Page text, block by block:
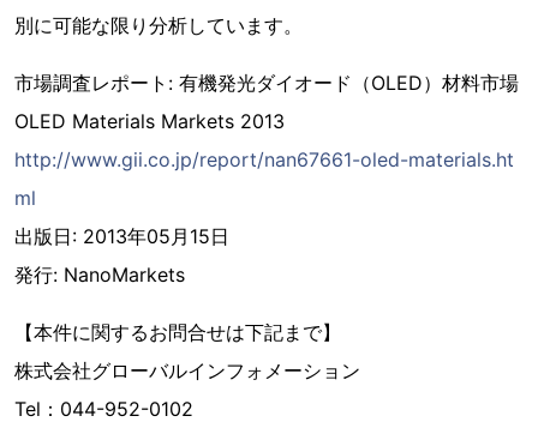
別に可能な限り分析しています。
市場調査レポート: 有機発光ダイオード（OLED）材料市場
OLED Materials Markets 2013
http://www.gii.co.jp/report/nan67661-oled-materials.ht
ml
出版日: 2013年05月15日
発行: NanoMarkets
【本件に関するお問合せは下記まで】
株式会社グローバルインフォメーション
Tel：044-952-0102